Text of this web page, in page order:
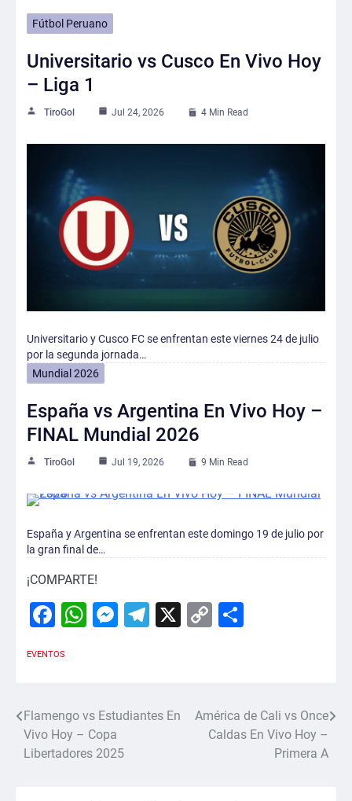
Fútbol Peruano
Universitario vs Cusco En Vivo Hoy
– Liga 1
TiroGol Jul 24, 2026 4 Min Read
Universitario y Cusco FC se enfrentan este viernes 24 de julio
por la segunda jornada…
Mundial 2026
España vs Argentina En Vivo Hoy –
FINAL Mundial 2026
TiroGol Jul 19, 2026 9 Min Read
España y Argentina se enfrentan este domingo 19 de julio por
la gran final de…
¡COMPARTE!
Facebook
WhatsApp
Messenger
Telegram
X
Copy
EVENTOS
Navegación
de
Flamengo vs Estudiantes En
Vivo Hoy – Copa
Libertadores 2025
América de Cali vs Once
Caldas En Vivo Hoy –
Primera A